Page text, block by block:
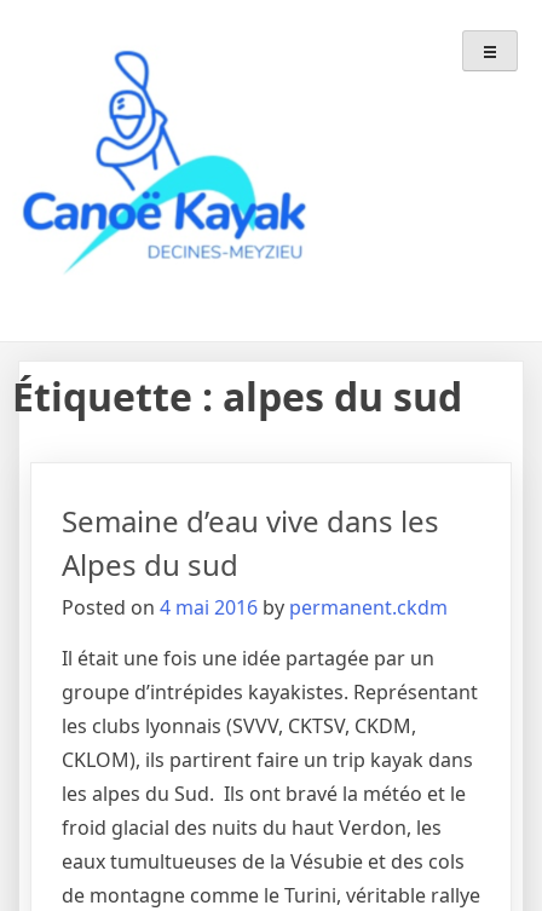
Étiquette : alpes du sud
Semaine d’eau vive dans les
Alpes du sud
Posted on 4 mai 2016 by permanent.ckdm
Il était une fois une idée partagée par un
groupe d’intrépides kayakistes. Représentant
les clubs lyonnais (SVVV, CKTSV, CKDM,
CKLOM), ils partirent faire un trip kayak dans
les alpes du Sud. Ils ont bravé la météo et le
froid glacial des nuits du haut Verdon, les
eaux tumultueuses de la Vésubie et des cols
de montagne comme le Turini, véritable rallye